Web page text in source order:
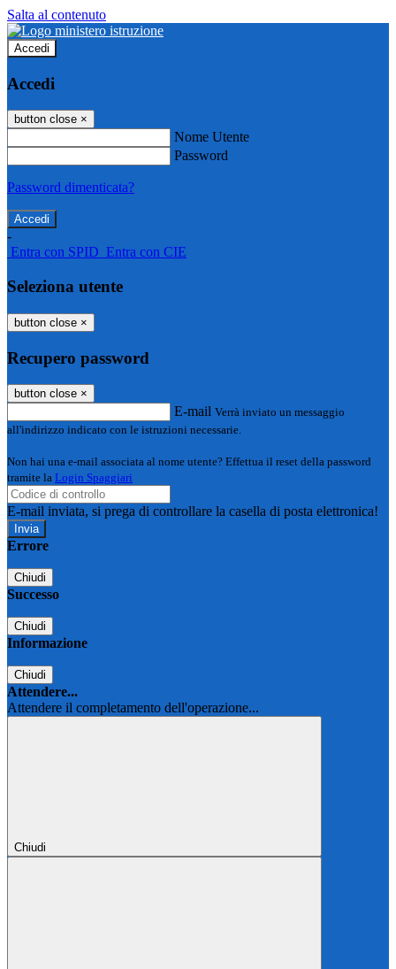
Salta al contenuto
Accedi
Accedi
button close ×
Nome Utente
Password
Password dimenticata?
-
Entra con SPID Entra con CIE
Seleziona utente
button close ×
Recupero password
button close ×
E-mail Verrà inviato un messaggio
all'indirizzo indicato con le istruzioni necessarie.
Non hai una e-mail associata al nome utente? Effettua il reset della password
tramite la Login Spaggiari
E-mail inviata, si prega di controllare la casella di posta elettronica!
Errore
Chiudi
Successo
Chiudi
Informazione
Chiudi
Attendere...
Attendere il completamento dell'operazione...
Chiudi